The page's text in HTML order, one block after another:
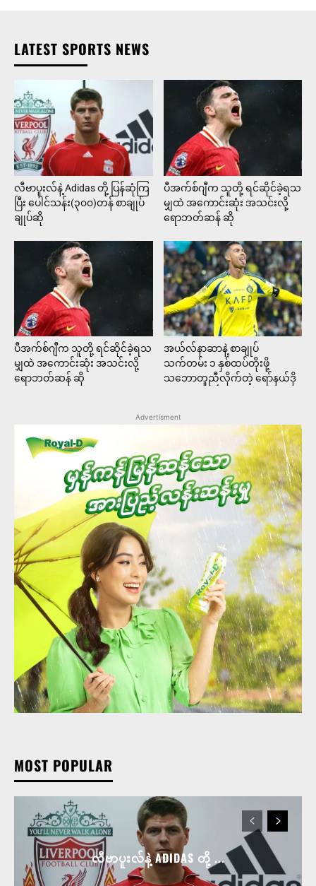
LATEST SPORTS NEWS
လီဗာပူးလ်နဲ့ Adidas တို့ ပြန်ဆုံကြ
ပြီး ပေါင်သန်း(၃၀၀)တန် စာချုပ်
ချုပ်ဆို
ပီအက်စ်ဂျီက သူတို့ ရင်ဆိုင်ခဲ့ရသ
မျှထဲ အကောင်းဆုံး အသင်းလို့
ရောဘတ်ဆန် ဆို
ပီအက်စ်ဂျီက သူတို့ ရင်ဆိုင်ခဲ့ရသ
မျှထဲ အကောင်းဆုံး အသင်းလို့
ရောဘတ်ဆန် ဆို
အယ်လ်နာဆာနဲ့ စာချုပ်
သက်တမ်း ၁ နှစ်ထပ်တိုးဖို့
သဘောတူညီလိုက်တဲ့ ရော်နယ်ဒို
Advertisment
MOST POPULAR
လီဗာပူးလ်နဲ့ ADIDAS တို့ ...